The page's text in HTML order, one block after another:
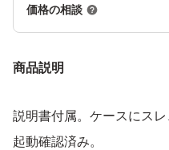
価格の相談
商品説明
説明書付属。ケースにス
起動確認済み。